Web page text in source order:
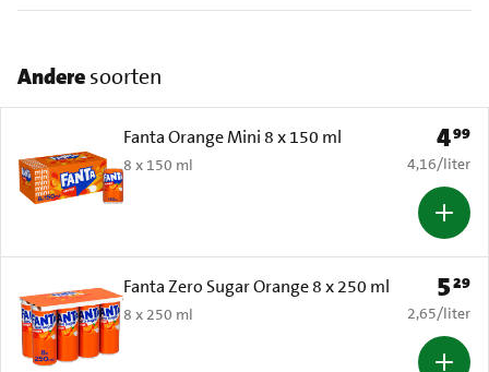
Anderesoorten
Fanta Orange Mini 8 x 150 ml
8 x 150 ml
Prijs:
499
€ 4,16 per
4,16/liter
Fanta Zero Sugar Orange 8 x 250 ml
8 x 250 ml
Prijs:
529
€ 2,65 per
2,65/liter